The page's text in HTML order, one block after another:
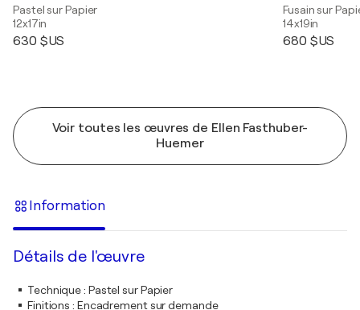
Pastel sur Papier
12x17in
630 $US
Fusain sur
14x19in
680 $US
Voir toutes les œuvres de Ellen Fasthuber-
Huemer
Information
Détails de l'œuvre
Technique: Pastel sur Papier
Finitions : Encadrement sur demande